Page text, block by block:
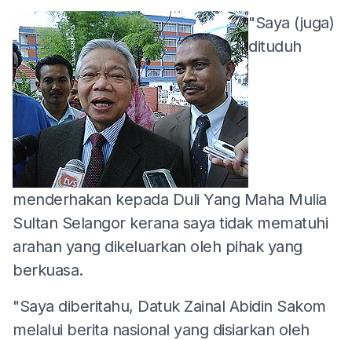
"Saya (juga)
dituduh
menderhakan kepada Duli Yang Maha Mulia
Sultan Selangor kerana saya tidak mematuhi
arahan yang dikeluarkan oleh pihak yang
berkuasa.
"Saya diberitahu, Datuk Zainal Abidin Sakom
melalui berita nasional yang disiarkan oleh